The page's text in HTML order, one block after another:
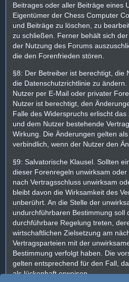
Beitrages oder aller Beiträge eines
Eigentümer der Chess Computer
und Beiträge zu löschen, zu
zu schließen. Ferner behält sich
der Nutzung des Forums
die den Forenfrieden stören.
§8: Der Betreiber ist berechtigt, die
die Datenschutzrichtlinie zu
Nutzer per E-Mail oder privater
Nutzer ist berechtigt, den
Falle des Widerspruchs erlischt
und dem Nutzer bestehende
Wirkung. Die Änderungen gelten
verbindlich, wenn der Nutzer den
§9: Salvatorische Klausel. Sollten
dieser Forenregeln unwirksam
nach Vertragsschluss unwirksam
bleibt davon die Wirksamkeit des
unberührt. An die Stelle der
undurchführbaren Bestimmung soll
durchführbare Regelung treten,
wirtschaftlichen Zielsetzung am
Vertragsparteien mit der
Bestimmung verfolgt haben. Die
gelten entsprechend für den Fall,
als lückenhaft erweisen.